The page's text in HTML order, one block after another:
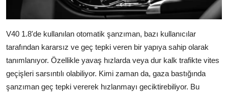
V40 1.8'de kullanılan otomatik şanzıman, bazı kullanıcılar
tarafından kararsız ve geç tepki veren bir yapıya sahip olarak
tanımlanıyor. Özellikle yavaş hızlarda veya dur kalk trafikte vites
geçişleri sarsıntılı olabiliyor. Kimi zaman da, gaza bastığında
şanzıman geç tepki vererek hızlanmayı geciktirebiliyor. Bu